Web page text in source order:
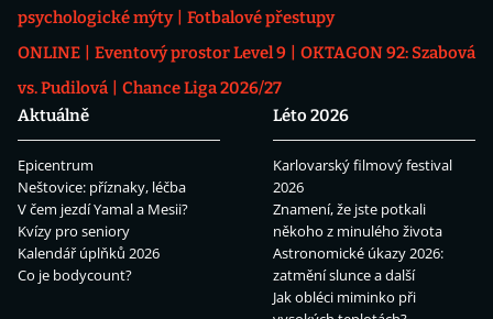
psychologické mýty
Fotbalové přestupy
ONLINE
Eventový prostor Level 9
OKTAGON 92: Szabová
vs. Pudilová
Chance Liga 2026/27
Aktuálně
Epicentrum
Neštovice: příznaky, léčba
V čem jezdí Yamal a Mesii?
Kvízy pro seniory
Kalendář úplňků 2026
Co je bodycount?
Léto 2026
Karlovarský filmový festival
2026
Znamení, že jste potkali
někoho z minulého života
Astronomické úkazy 2026:
zatmění slunce a další
Jak obléci miminko při